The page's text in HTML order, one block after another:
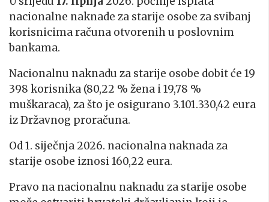
nacionalne naknade za starije osobe za svibanj
korisnicima računa otvorenih u poslovnim
bankama.
Nacionalnu naknadu za starije osobe dobit će 19
398 korisnika (80,22 % žena i 19,78 %
muškaraca), za što je osigurano 3.101.330,42 eura
iz Državnog proračuna.
Od 1. siječnja 2026. nacionalna naknada za
starije osobe iznosi 160,22 eura.
Pravo na nacionalnu naknadu za starije osobe